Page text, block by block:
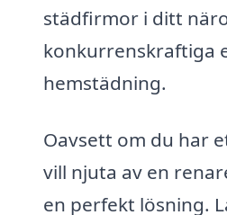
städfirmor i ditt
konkurrenskraftiga
hemstädning.
Oavsett om du har
vill njuta av en
en perfekt lösning.